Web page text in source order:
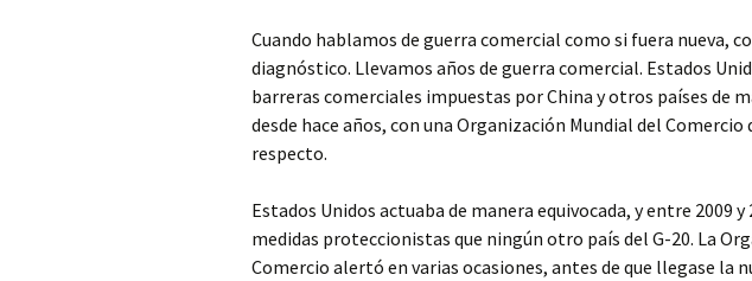
Cuando hablamos de guerra comercial como si fuera nueva,
diagnóstico. Llevamos años de guerra comercial. Estados
barreras comerciales impuestas por China y otros países de
desde hace años, con una Organización Mundial del Comercio
respecto.
Estados Unidos actuaba de manera equivocada, y entre 2009
medidas proteccionistas que ningún otro país del G-20. La
Comercio alertó en varias ocasiones, antes de que llegase la